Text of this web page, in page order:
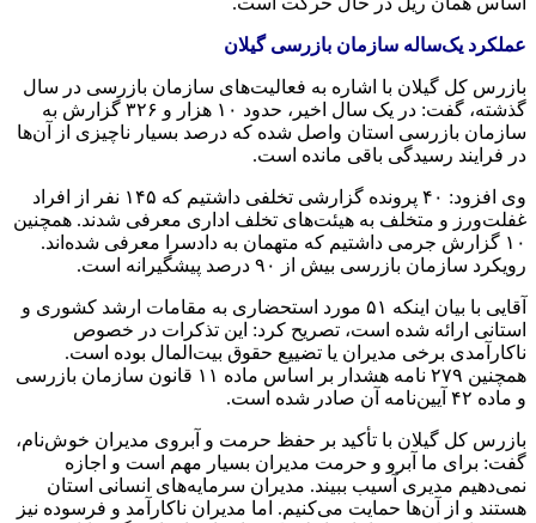
عملکرد یک‌ساله سازمان بازرسی گیلان
بازرس کل گیلان با اشاره به فعالیت‌های سازمان بازرسی در سال
گذشته، گفت: در یک سال اخیر، حدود ۱۰ هزار و ۳۲۶ گزارش به
سازمان بازرسی استان واصل شده که درصد بسیار ناچیزی از آن‌ها
در فرایند رسیدگی باقی مانده است.
وی افزود: ۴۰ پرونده گزارشی تخلفی داشتیم که ۱۴۵ نفر از افراد
غفلت‌ورز و متخلف به هیئت‌های تخلف اداری معرفی شدند. همچنین
۱۰ گزارش جرمی داشتیم که متهمان به دادسرا معرفی شده‌اند.
رویکرد سازمان بازرسی بیش از ۹۰ درصد پیشگیرانه است.
آقایی با بیان اینکه ۵۱ مورد استحضاری به مقامات ارشد کشوری و
استانی ارائه شده است، تصریح کرد: این تذکرات در خصوص
ناکارآمدی برخی مدیران یا تضییع حقوق بیت‌المال بوده است.
همچنین ۲۷۹ نامه هشدار بر اساس ماده ۱۱ قانون سازمان بازرسی
و ماده ۴۲ آیین‌نامه آن صادر شده است.
بازرس کل گیلان با تأکید بر حفظ حرمت و آبروی مدیران خوش‌نام،
گفت: برای ما آبرو و حرمت مدیران بسیار مهم است و اجازه
نمی‌دهیم مدیری آسیب ببیند. مدیران سرمایه‌های انسانی استان
هستند و از آن‌ها حمایت می‌کنیم. اما مدیران ناکارآمد و فرسوده نیز